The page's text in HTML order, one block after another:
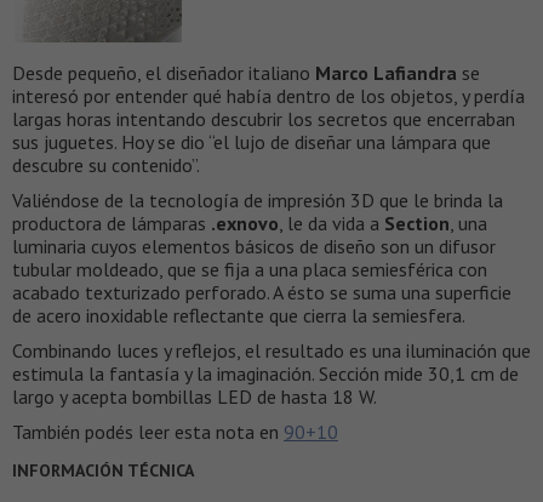
Desde pequeño, el diseñador italiano Marco Lafiandra se
interesó por entender qué había dentro de los objetos, y perdía
largas horas intentando descubrir los secretos que encerraban
sus juguetes. Hoy se dio “el lujo de diseñar una lámpara que
descubre su contenido”.
Valiéndose de la tecnología de impresión 3D que le brinda la
productora de lámparas .exnovo, le da vida a Section, una
luminaria cuyos elementos básicos de diseño son un difusor
tubular moldeado, que se fija a una placa semiesférica con
acabado texturizado perforado. A ésto se suma una superficie
de acero inoxidable reflectante que cierra la semiesfera.
Combinando luces y reflejos, el resultado es una iluminación que
estimula la fantasía y la imaginación. Sección mide 30,1 cm de
largo y acepta bombillas LED de hasta 18 W.
También podés leer esta nota en 90+10
INFORMACIÓN TÉCNICA